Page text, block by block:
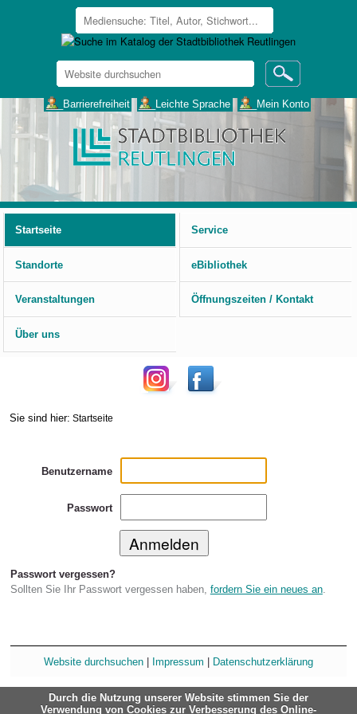
Website
durchsuchen
___Barrierefreiheit ___Leichte Sprache ___Mein Konto
Startseite
Service
Standorte eBibliothek
Veranstaltungen Öffnungszeiten / Kontakt
Über uns
Sie sind hier: Startseite
Benutzername
Passwort
Passwort vergessen?
Sollten Sie Ihr Passwort vergessen haben, fordern Sie ein neues an.
Website durchsuchen | Impressum | Datenschutzerklärung
Durch die Nutzung unserer Website stimmen Sie der
Verwendung von Cookies zur Verbesserung des Online-